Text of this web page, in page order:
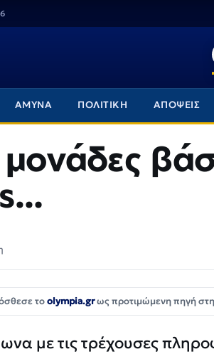
ΑΜΥΝΑ ΠΟΛΙΤΙΚΗ ΑΠΟΨΕΙΣ
μονάδες
τοolympia.grως προτιμώμενη πηγή
με τις τρέχουσες